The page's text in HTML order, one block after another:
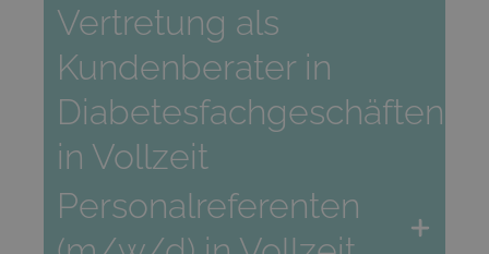
Vertretung als
Kundenberater in
Diabetesfachgeschäften
in Vollzeit
Personalreferenten